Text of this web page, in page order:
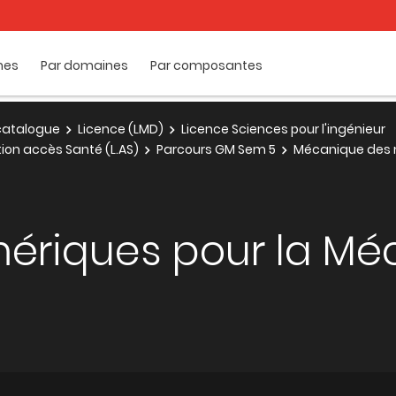
Par domaines Par composantes
Licence (LMD)
Licence Sciences pour l'ingénieur
accès Santé (L.AS)
Parcours GM Sem 5 Mécanique des
pour la